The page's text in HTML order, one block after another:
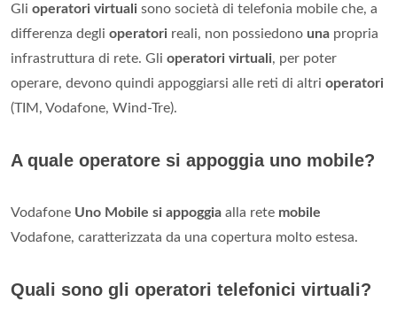
Gli operatori virtuali sono società di telefonia mobile che, a
differenza degli operatori reali, non possiedono una propria
infrastruttura di rete. Gli operatori virtuali, per poter
operare, devono quindi appoggiarsi alle reti di altri operatori
(TIM, Vodafone, Wind-Tre).
A quale operatore si appoggia uno mobile?
Vodafone Uno Mobile si appoggia alla rete mobile
Vodafone, caratterizzata da una copertura molto estesa.
Quali sono gli operatori telefonici virtuali?